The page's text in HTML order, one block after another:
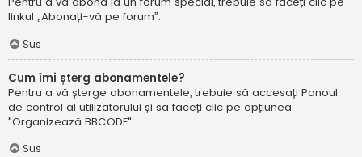
linkul „Abonați-vă pe forum”.
Sus
Cum îmi șterg abonamentele?
Pentru a vă șterge abonamentele, trebuie să accesați Panoul
de control al utilizatorului și să faceți clic pe opțiunea
"Organizează BBCODE".
Sus